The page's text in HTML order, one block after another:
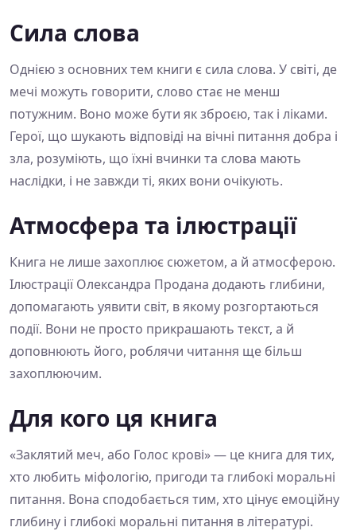
Сила слова
Однією з основних тем книги є сила слова. У світі, де
мечі можуть говорити, слово стає не менш
потужним. Воно може бути як зброєю, так і ліками.
Герої, що шукають відповіді на вічні питання добра і
зла, розуміють, що їхні вчинки та слова мають
наслідки, і не завжди ті, яких вони очікують.
Атмосфера та ілюстрації
Книга не лише захоплює сюжетом, а й атмосферою.
Ілюстрації Олександра Продана додають глибини,
допомагають уявити світ, в якому розгортаються
події. Вони не просто прикрашають текст, а й
доповнюють його, роблячи читання ще більш
захоплюючим.
Для кого ця книга
«Заклятий меч, або Голос крові» — це книга для тих,
хто любить міфологію, пригоди та глибокі моральні
питання. Вона сподобається тим, хто цінує емоційну
глибину і глибокі моральні питання в літературі.